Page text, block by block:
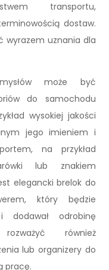
transportu,
dostaw.
wyrazem uznania dla
może być
do samochodu
wysokiej jakości
jego imieniem i
na przykład
lub znakiem
elegancki brelok do
który będzie
odrobinę
również
lub organizery do
pracę.